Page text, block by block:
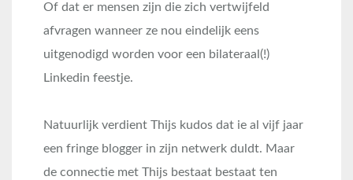
Of dat er mensen zijn die zich vertwijfeld
afvragen wanneer ze nou eindelijk eens
uitgenodigd worden voor een bilateraal(!)
Linkedin feestje.
Natuurlijk verdient Thijs kudos dat ie al vijf jaar
een fringe blogger in zijn netwerk duldt. Maar
de connectie met Thijs bestaat bestaat ten